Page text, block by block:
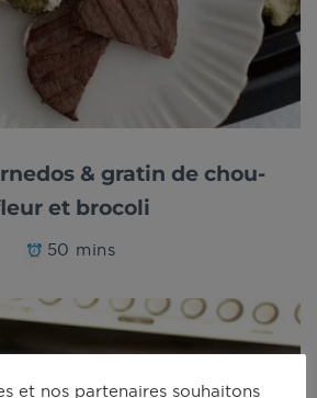
& gratin de chou-
et brocoli
50 mins
et nos partenaires souhaitons